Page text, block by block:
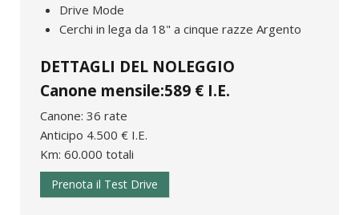
Drive Mode
Cerchi in lega da 18" a cinque razze Argento
DETTAGLI DEL NOLEGGIO
Canone mensile:589 € I.E.
Canone: 36 rate
Anticipo 4.500 € I.E.
Km: 60.000 totali
Prenota il Test Drive